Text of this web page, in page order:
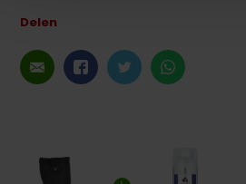
Delen